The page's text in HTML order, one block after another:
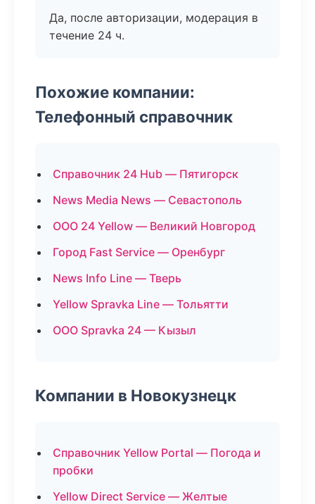
Да, после авторизации, модерация в
течение 24 ч.
Похожие компании:
Телефонный справочник
Справочник 24 Hub — Пятигорск
News Media News — Севастополь
ООО 24 Yellow — Великий Новгород
Город Fast Service — Оренбург
News Info Line — Тверь
Yellow Spravka Line — Тольятти
ООО Spravka 24 — Кызыл
Компании в Новокузнецк
Справочник Yellow Portal — Погода и
пробки
Yellow Direct Service — Желтые